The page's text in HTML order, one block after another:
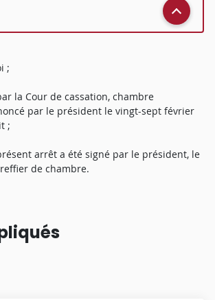
;
la Cour de cassation, chambre
par le président le vingt-sept février
;
arrêt a été signé par le président, le
de chambre.